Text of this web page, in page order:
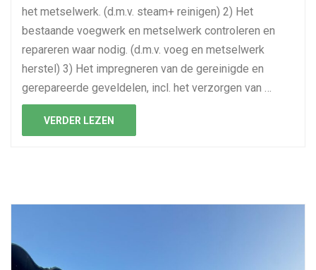
het metselwerk. (d.m.v. steam+ reinigen) 2) Het
bestaande voegwerk en metselwerk controleren en
repareren waar nodig. (d.m.v. voeg en metselwerk
herstel) 3) Het impregneren van de gereinigde en
gerepareerde geveldelen, incl. het verzorgen van …
VERDER LEZEN